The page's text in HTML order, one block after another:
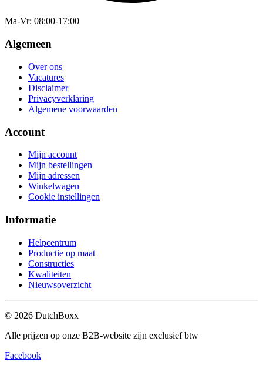
Ma-Vr: 08:00-17:00
Algemeen
Over ons
Vacatures
Disclaimer
Privacyverklaring
Algemene voorwaarden
Account
Mijn account
Mijn bestellingen
Mijn adressen
Winkelwagen
Cookie instellingen
Informatie
Helpcentrum
Productie op maat
Constructies
Kwaliteiten
Nieuwsoverzicht
© 2026 DutchBoxx
Alle prijzen op onze B2B-website zijn exclusief btw
Facebook